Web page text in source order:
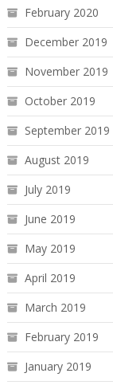
February 2020
December 2019
November 2019
October 2019
September 2019
August 2019
July 2019
June 2019
May 2019
April 2019
March 2019
February 2019
January 2019